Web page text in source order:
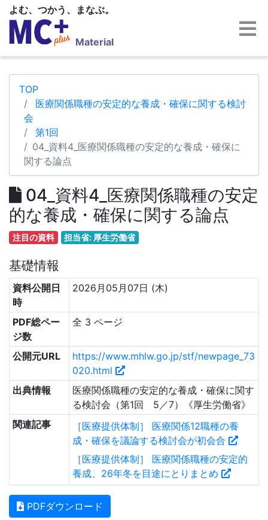
よむ、つかう、まなぶ。
Material
TOP
医療関係職種の安定的な養成・確保に関する検討
会
第1回
04_資料4_医療関係職種の安定的な養成・確保に
関する論点
04_資料4_医療関係職種の安定
的な養成・確保に関する論点
注目の資料 担当省: 厚生労働省
基礎情報
資料公開日
時
2026月05月07日 (木)
PDF総ペー
ジ数
全 3 ページ
公開元URL
https://www.mhlw.go.jp/stf/newpage_73
020.html
出典情報
医療関係職種の安定的な養成・確保に関す
る検討会（第1回 5／7）《厚生労働省》
関連記事
［医療提供体制］ 医療関係12職種の養
成・確保を議論する検討会が初会合
［医療提供体制］ 医療関係職種の安定的
養成、26年冬を目途にとりまとめ
PDFダウンロード